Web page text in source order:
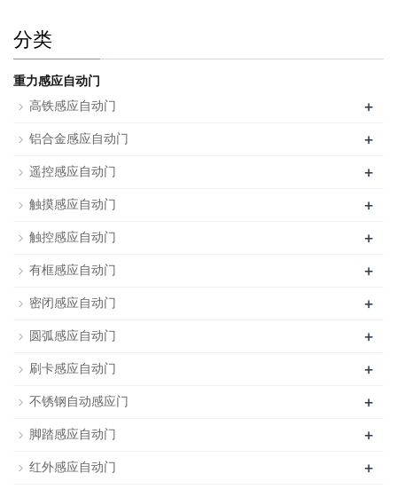
分类
重力感应自动门
高铁感应自动门
+
铝合金感应自动门 +
遥控感应自动门 +
触摸感应自动门 +
触控感应自动门 +
有框感应自动门 +
密闭感应自动门 +
圆弧感应自动门 +
刷卡感应自动门 +
不锈钢自动感应门 +
脚踏感应自动门 +
红外感应自动门 +